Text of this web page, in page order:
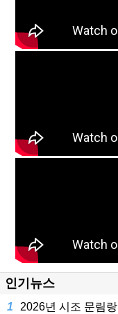
인기뉴스
1 2026년 시조 문림